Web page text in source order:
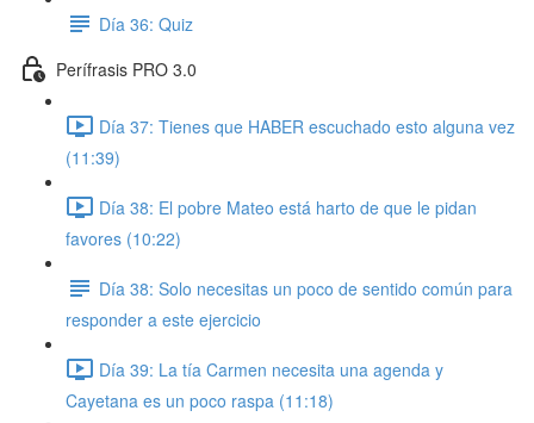
Día 36: Quiz
Perífrasis PRO 3.0
Día 37: Tienes que HABER escuchado esto alguna vez
(11:39)
Día 38: El pobre Mateo está harto de que le pidan
favores (10:22)
Día 38: Solo necesitas un poco de sentido común para
responder a este ejercicio
Día 39: La tía Carmen necesita una agenda y
Cayetana es un poco raspa (11:18)